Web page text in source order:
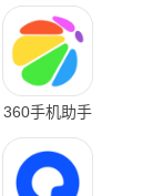
360手机助手
10.2.2 官方版